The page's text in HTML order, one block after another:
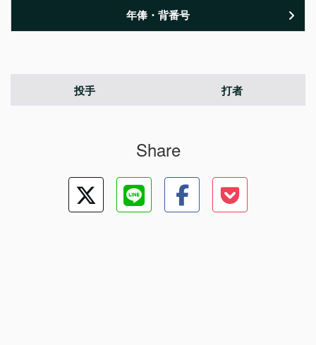
年俸・背番号
投手 打者
Share